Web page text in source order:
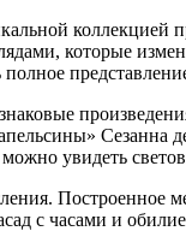
которые
Сезанна
увидеть
Построенное
с часами и